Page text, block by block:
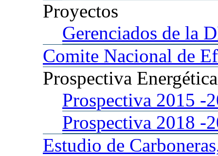
Proyectos
Gerenciados de la
Comite Nacional de
Prospectiva
Prospectiva 2015 -
Prospectiva 2018 -
Estudio de